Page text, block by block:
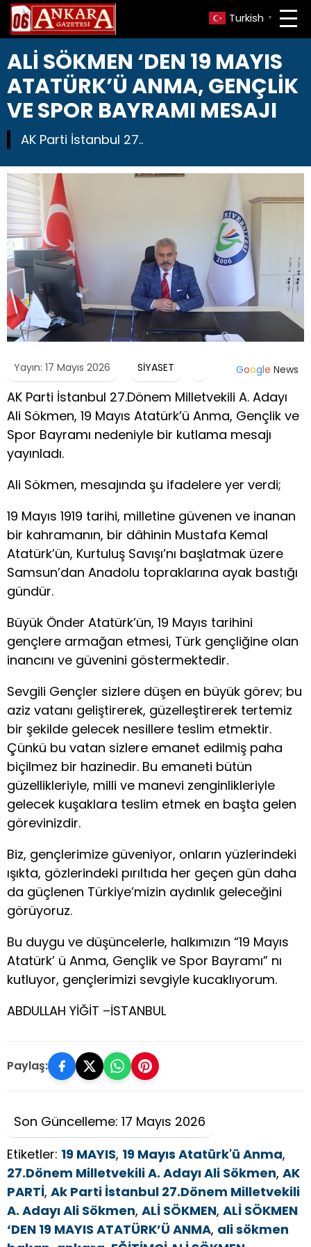
Turkish ▼
ALİ SÖKMEN ‘DEN 19 MAYIS
ATATÜRK’Ü ANMA, GENÇLİK
VE SPOR BAYRAMI MESAJI
AK Parti İstanbul 27..
Yayın: 17 Mayıs 2026 SİYASET Google News
AK Parti İstanbul 27.Dönem Milletvekili A. Adayı
Ali Sökmen, 19 Mayıs Atatürk’ü Anma, Gençlik ve
Spor Bayramı nedeniyle bir kutlama mesajı
yayınladı.
Ali Sökmen, mesajında şu ifadelere yer verdi;
19 Mayıs 1919 tarihi, milletine güvenen ve inanan
bir kahramanın, bir dâhinin Mustafa Kemal
Atatürk’ün, Kurtuluş Savışı’nı başlatmak üzere
Samsun’dan Anadolu topraklarına ayak bastığı
gündür.
Büyük Önder Atatürk’ün, 19 Mayıs tarihini
gençlere armağan etmesi, Türk gençliğine olan
inancını ve güvenini göstermektedir.
Sevgili Gençler sizlere düşen en büyük görev; bu
aziz vatanı geliştirerek, güzelleştirerek tertemiz
bir şekilde gelecek nesillere teslim etmektir.
Çünkü bu vatan sizlere emanet edilmiş paha
biçilmez bir hazinedir. Bu emaneti bütün
güzellikleriyle, milli ve manevi zenginlikleriyle
gelecek kuşaklara teslim etmek en başta gelen
görevinizdir.
Biz, gençlerimize güveniyor, onların yüzlerindeki
ışıkta, gözlerindeki pırıltıda her geçen gün daha
da güçlenen Türkiye’mizin aydınlık geleceğini
görüyoruz.
Bu duygu ve düşüncelerle, halkımızın “19 Mayıs
Atatürk’ ü Anma, Gençlik ve Spor Bayramı” nı
kutluyor, gençlerimizi sevgiyle kucaklıyorum.
ABDULLAH YİĞİT –İSTANBUL
Paylaş:
Son Güncelleme: 17 Mayıs 2026
Etiketler: 19 MAYIS, 19 Mayıs Atatürk'ü Anma,
27.Dönem Milletvekili A. Adayı Ali Sökmen, AK
PARTİ, Ak Parti İstanbul 27.Dönem Milletvekili
A. Adayı Ali Sökmen, ALİ SÖKMEN, ALİ SÖKMEN
‘DEN 19 MAYIS ATATÜRK’Ü ANMA, ali sökmen